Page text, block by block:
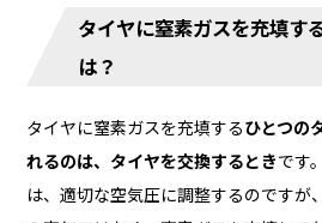
タイヤに窒素ガスを充填す
は？
タイヤに窒素ガスを充填するひとつの
れるのは、タイヤを交換するときです
は、適切な空気圧に調整するのですが